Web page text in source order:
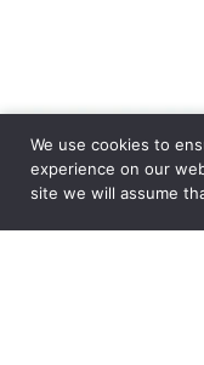
We use cookies to
experience on our
site we will assume